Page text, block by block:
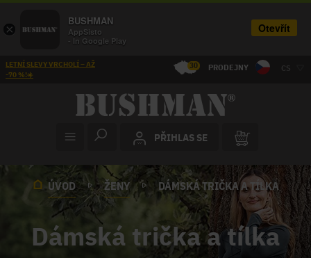
LETNÍ SLEVY VRCHOLÍ – AŽ
-70 %!☀️
30 PRODEJNY CS
PŘIHLAS SE
ÚVOD ŽENY DÁMSKÁ TRIČKA A TÍLKA
Dámská trička a tílka
×
BUSHMAN
AppSisto
- In Google Play
Otevřít